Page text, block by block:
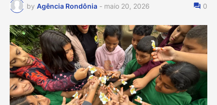
by Agência Rondônia - maio 20, 2026 0